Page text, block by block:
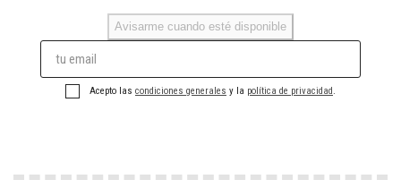
Avisarme cuando esté disponible
Acepto las condiciones generales y la política de privacidad .